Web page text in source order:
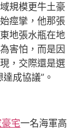
規模更牛土豪
痙攣，他那張
地張水瓶在地
害怕，而是因
，交際還是選
成協議”。
宅一名海軍高